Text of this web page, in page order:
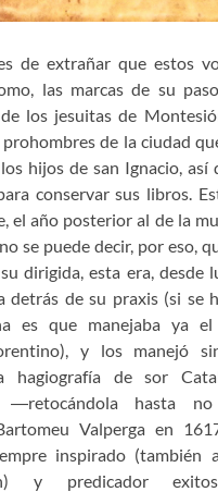
de extrañar que estos
las marcas de su
los jesuitas de
de la ciudad
hijos de san Ignacio, así
conservar sus libros.
el año posterior al de la
se puede decir, por eso,
dirigida, esta era, desde
detrás de su praxis (si se
es que manejaba ya el
y los manejó
hagiografía de sor
―retocándola hasta
Valperga en
inspirado (también
y predicador